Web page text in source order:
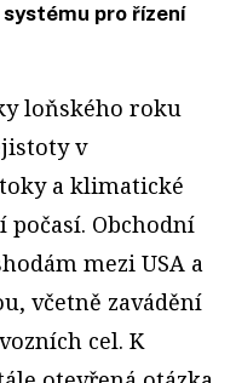
pro řízení
loňského roku
v
a klimatické
Obchodní
mezi USA a
včetně zavádění
cel. K